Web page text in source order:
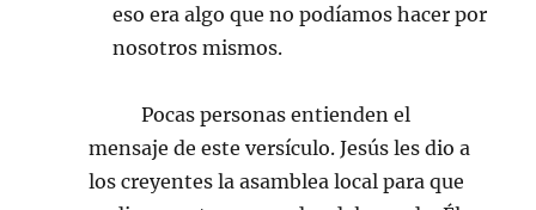
eso era algo que no podíamos hacer por
nosotros mismos.
Pocas personas entienden el
mensaje de este versículo. Jesús les dio a
los creyentes la asamblea local para que